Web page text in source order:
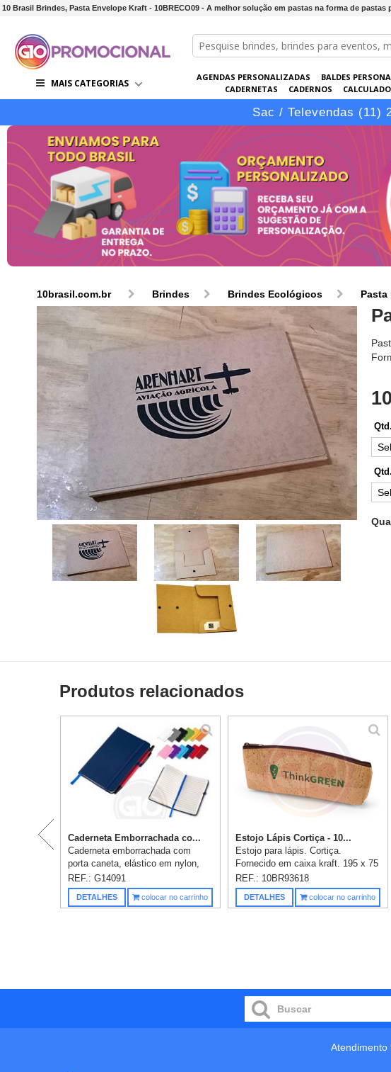
10 Brasil Brindes, Pasta Envelope Kraft - 10BRECO09 - A melhor solução em pastas na forma de
MAIS CATEGORIAS
AGENDAS PERSONALIZADAS BALDES
CADERNETAS
CADERNOS
CONJUNTOS DE BRINDES
COPOS
Sac / Televendas (11)
10brasil.com.br Brindes Brindes Ecológicos Pasta
Produtos relacionados
Caderneta Emborrachada co...
Caderneta emborrachada com
porta caneta, elástico em nylon,
marcador de página em cetim e fita
elástica de nylon para fechar.
Contém aproximadamente 80 fol...
REF.: G14091
DETALHES colocar no carrinho
Estojo Lápis Cortiça - 10...
Estojo para lápis. Cortiça.
Fornecido em caixa kraft. 195 x 75
x 30 mm - Caixa: 202 x 97 x 22
mm. Personalização em transfer já
incluso.
REF.: 10BR93618
DETALHES colocar no carrinho
Atendimento